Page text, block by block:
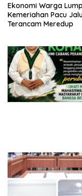
Ekonomi Warga
Kemeriahan Pacu
Terancam Meredup